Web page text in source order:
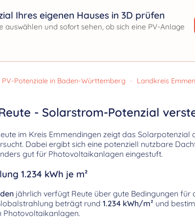
Ihres eigenen Hauses in 3D prüfen
auswählen und sofort sehen, ob sich eine PV-Anlage
PV-Potenziale in Baden-Württemberg · Landkreis
- Solarstrom-Potenzial
im Kreis Emmendingen zeigt das
Dabei ergibt sich eine potenziell nutzbare
gut für Photovoltaikanlagen eingestuft.
1.234 kWh je m²
jährlich verfügt Reute über gute Bedingungen für
beträgt rund 1.234 kWh/m² und
Photovoltaikanlagen.